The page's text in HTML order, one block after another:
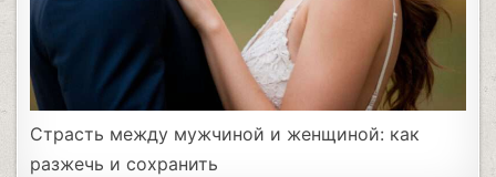
Страсть между мужчиной и женщиной: как
разжечь и сохранить